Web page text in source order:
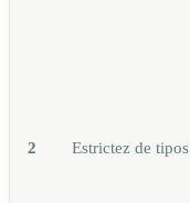
2 Estrictez de tipos